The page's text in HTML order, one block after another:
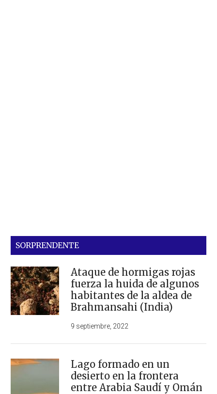
SORPRENDENTE
Ataque de hormigas rojas
fuerza la huida de algunos
habitantes de la aldea de
Brahmansahi (India)
9 septiembre, 2022
Lago formado en un
desierto en la frontera
entre Arabia Saudí y Omán